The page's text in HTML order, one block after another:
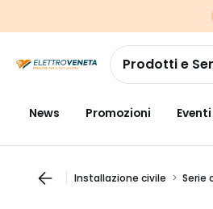
navigazionealla
pagina
Prodotti e
News Promozioni Eventi
Installazione civile Serie